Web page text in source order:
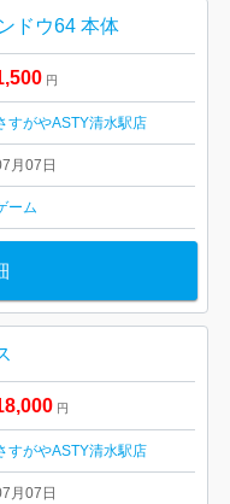
ドウ64 本体
円
すがやASTY清水駅店
月07日
ーム
円
すがやASTY清水駅店
月07日